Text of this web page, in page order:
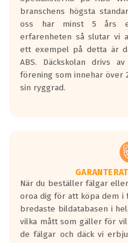
branschens högsta
oss har minst 5 års
erfarenheten så slutar vi
ett exempel på detta är
ABS. Däckskolan drivs
förening som innehar över
sin ryggrad.
När du beställer fälgar
oroa dig för att köpa dem i
bredaste bildatabasen i
vilka mått som gäller för
de fälgar och däck vi